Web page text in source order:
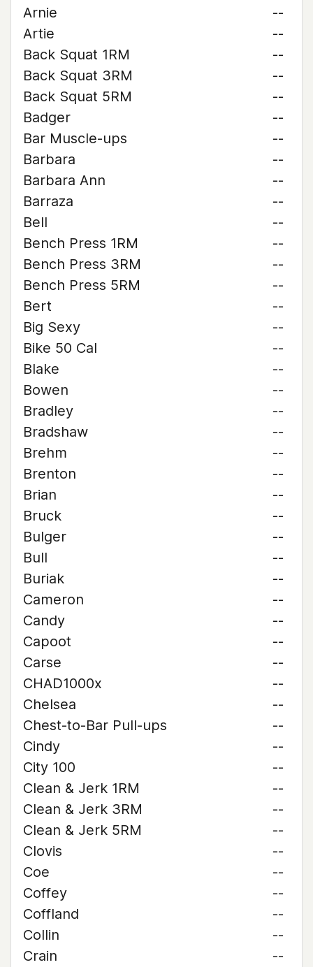
Arnie
--
Artie
--
Back Squat 1RM
--
Back Squat 3RM
--
Back Squat 5RM
--
Badger
--
Bar Muscle-ups
--
Barbara
--
Barbara Ann
--
Barraza
--
Bell
--
Bench Press 1RM
--
Bench Press 3RM
--
Bench Press 5RM
--
Bert
--
Big Sexy
--
Bike 50 Cal
--
Blake
--
Bowen
--
Bradley
--
Bradshaw
--
Brehm
--
Brenton
--
Brian
--
Bruck
--
Bulger
--
Bull
--
Buriak
--
Cameron
--
Candy
--
Capoot
--
Carse
--
CHAD1000x
--
Chelsea
--
Chest-to-Bar Pull-ups
--
Cindy
--
City 100
--
Clean & Jerk 1RM
--
Clean & Jerk 3RM
--
Clean & Jerk 5RM
--
Clovis
--
Coe
--
Coffey
--
Coffland
--
Collin
--
Crain
--